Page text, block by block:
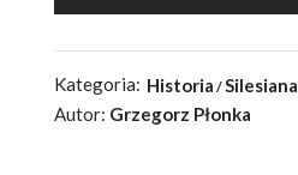
Kategoria: Historia Silesiana
Autor: Grzegorz Płonka